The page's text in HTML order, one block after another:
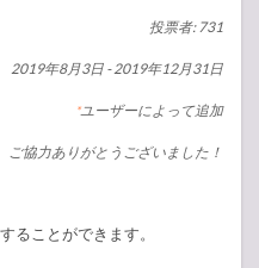
投票者: 731
2019年8月3日 -2019年12月31日
*ユーザーによって追加
ご協力ありがとうございました！
ることができます。